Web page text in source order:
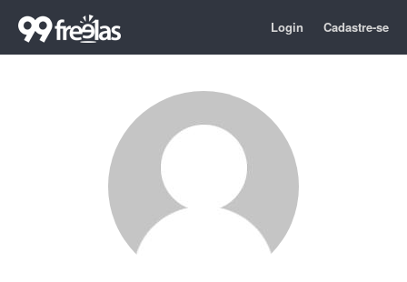
Login Cadastre-se